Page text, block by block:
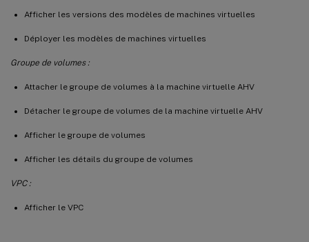
Afficher les versions des modèles de machines virtuelles
Déployer les modèles de machines virtuelles
Groupe de volumes :
Attacher le groupe de volumes à la machine virtuelle AHV
Détacher le groupe de volumes de la machine virtuelle AHV
Afficher le groupe de volumes
Afficher les détails du groupe de volumes
VPC :
Afficher le VPC